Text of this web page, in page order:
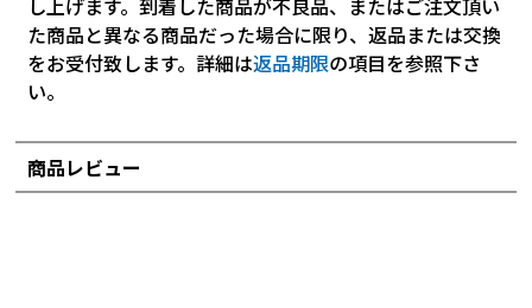
し上げます。到着した商品が不良品、またはご注文頂い
た商品と異なる商品だった場合に限り、返品または交換
をお受付致します。詳細は返品期限の項目を参照下さ
い。
商品レビュー